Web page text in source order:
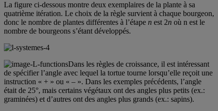
La figure ci-dessous montre deux exemplaires de la plante à sa
quatrième itération. Le choix de la règle survient à chaque bourgeon,
donc le nombre de plantes différentes à l’étape n est 2n où n est le
nombre de bourgeons s’étant développés.
Dans les règles de croissance, il est intéressant
de spécifier l’angle avec lequel la tortue tourne lorsqu’elle reçoit une
instruction « + » ou « – ». Dans les exemples précédents, l’angle
était de 25°, mais certains végétaux ont des angles plus petits (ex.:
graminées) et d’autres ont des angles plus grands (ex.: sapins).